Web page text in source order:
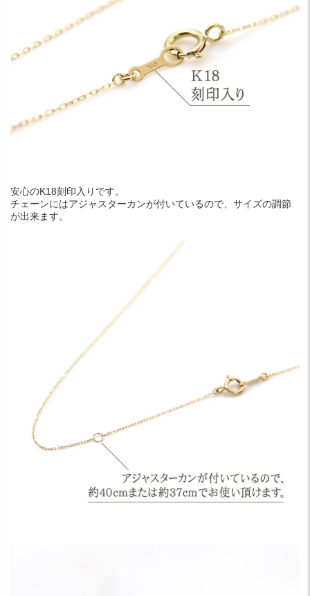
安心のK18刻印入りです。
チェーンにはアジャスターカンが付いているので、サイズの調節
が出来ます。